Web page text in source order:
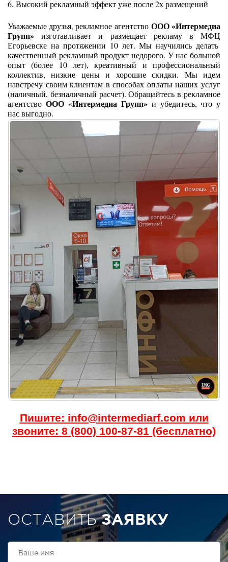
6. Высокий рекламный эффект уже после 2х размещений
Уважаемые друзья, рекламное агентство ООО «Интермедиа
Групп» изготавливает и размещает рекламу в МФЦ
Егорьевске на протяжении 10 лет. Мы научились делать
качественный рекламный продукт недорого. У нас большой
опыт (более 10 лет), креативный и профессиональный
коллектив, низкие цены и хорошие скидки. Мы идем
навстречу своим клиентам в способах оплаты наших услуг
(наличный, безналичный расчет). Обращайтесь в рекламное
агентство ООО«Интермедиа Групп»и убедитесь, что у
нас выгодно.
Пишите: info@intermediarf.com или
звоните: 8 (800) 100-87-81 (бесплатно)
ОСТАВИТЬЗАЯВКУ